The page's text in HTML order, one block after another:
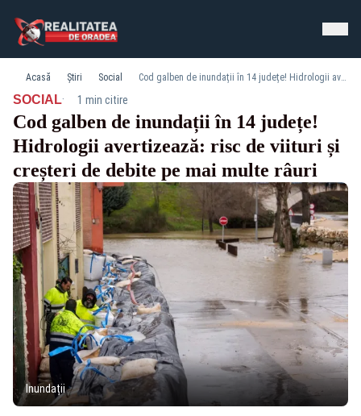
Acasă Știri Social Cod galben de inundații în 14 județe! Hidrologii avertizează: risc de viituri și creșteri de debite pe mai multe râuri
SOCIAL· 1 min citire
Cod galben de inundații în 14 județe!
Hidrologii avertizează: risc de viituri și
creșteri de debite pe mai multe râuri
Inundații